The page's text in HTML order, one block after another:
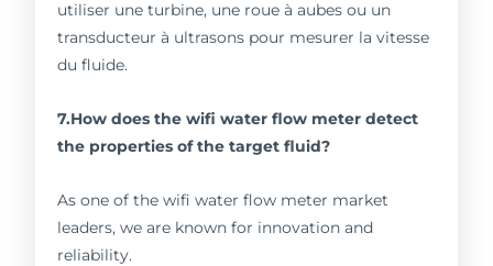
utiliser une turbine, une roue à aubes ou un
transducteur à ultrasons pour mesurer la vitesse
du fluide.
7.How does the wifi water flow meter detect
the properties of the target fluid?
As one of the wifi water flow meter market
leaders, we are known for innovation and
reliability.